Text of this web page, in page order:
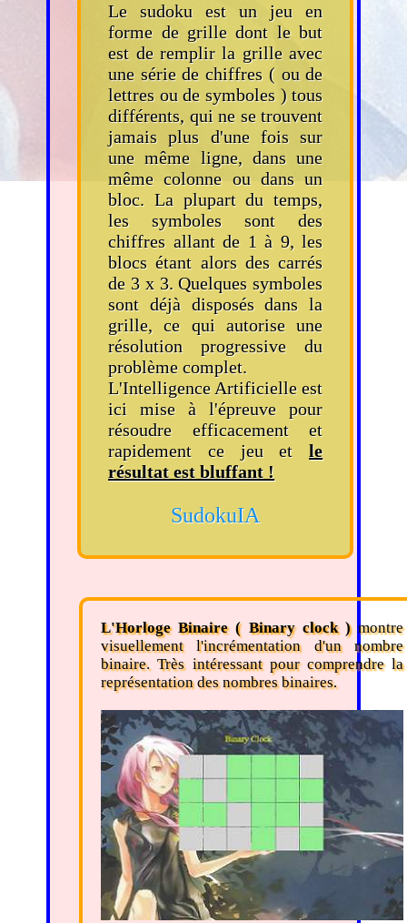
Le sudoku est un jeu en
forme de grille dont le but
est de remplir la grille avec
une série de chiffres ( ou de
lettres ou de symboles ) tous
différents, qui ne se trouvent
jamais plus d'une fois sur
une même ligne, dans une
même colonne ou dans un
bloc. La plupart du temps,
les symboles sont des
chiffres allant de 1 à 9, les
blocs étant alors des carrés
de 3 x 3. Quelques symboles
sont déjà disposés dans la
grille, ce qui autorise une
résolution progressive du
problème complet.
L'Intelligence Artificielle est
ici mise à l'épreuve pour
résoudre efficacement et
rapidement ce jeu etle
résultat est bluffant !
SudokuIA
L'Horloge Binaire ( Binary clock )montre
visuellement l'incrémentation d'un nombre
binaire. Très intéressant pour comprendre la
représentation des nombres binaires.